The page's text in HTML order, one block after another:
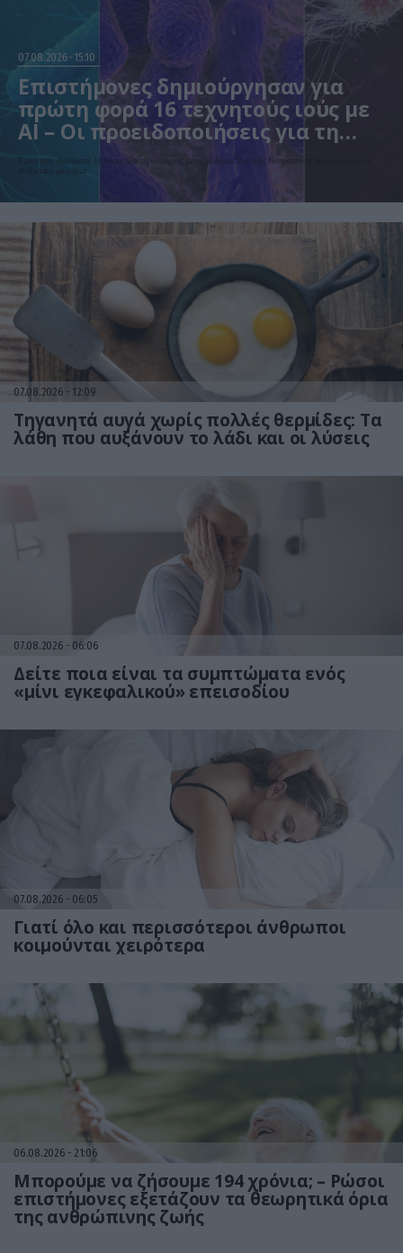
07.08.2026 15:10
Επιστήμονες δημιούργησαν για
πρώτη φορά 16 τεχνητούς ιούς με
AI – Οι προειδοποιήσεις για τη
βιοασφάλεια
Ερευνητές σχεδίασαν 16 νέους βακτηριοφάγους με τη βοήθεια Τεχνητής Νοημοσύνης που εξοντώνουν
ανθεκτικά μικρόβια
07.08.2026 12:09
Τηγανητά αυγά χωρίς πολλές θερμίδες: Τα
λάθη που αυξάνουν το λάδι και οι λύσεις
07.08.2026 06:06
Δείτε ποια είναι τα συμπτώματα ενός
«μίνι εγκεφαλικού» επεισοδίου
07.08.2026 06:05
Γιατί όλο και περισσότεροι άνθρωποι
κοιμούνται χειρότερα
06.08.2026 21:06
Μπορούμε να ζήσουμε 194 χρόνια; – Ρώσοι
επιστήμονες εξετάζουν τα θεωρητικά όρια
της ανθρώπινης ζωής